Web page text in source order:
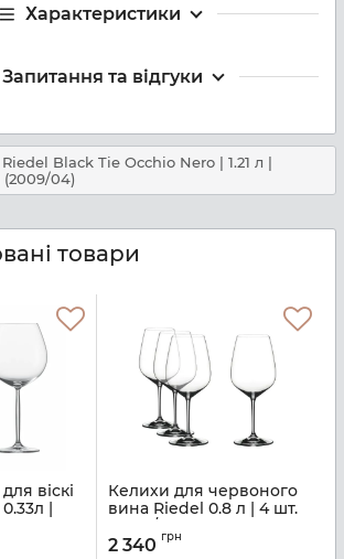
Характеристики
Запитання та відгуки
Black Tie Occhio Nero | 1.21 л |
04)
товари
віскі
|
Келихи для червоного
вина Riedel 0.8 л | 4 шт.
Артикул: M05900116
2 340 грн